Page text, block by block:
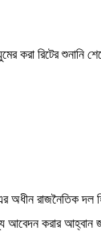
করা রিটের
রাজনৈতিক দল
আবেদন করার আহ্বান